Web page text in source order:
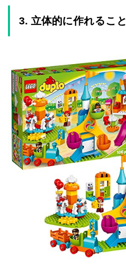
3. 立体的に作れること